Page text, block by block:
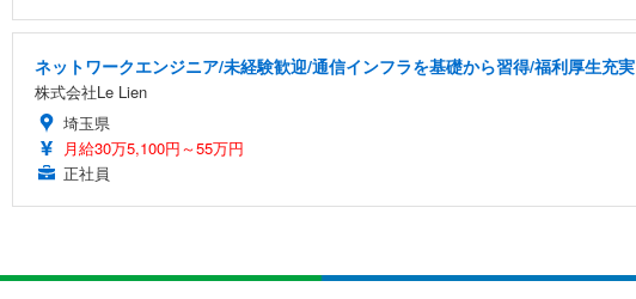
ネットワークエンジニア/未経験歓迎/通信インフラを基礎から習得/福利厚生充実
株式会社Le Lien
埼玉県
月給30万5,100円～55万円
正社員